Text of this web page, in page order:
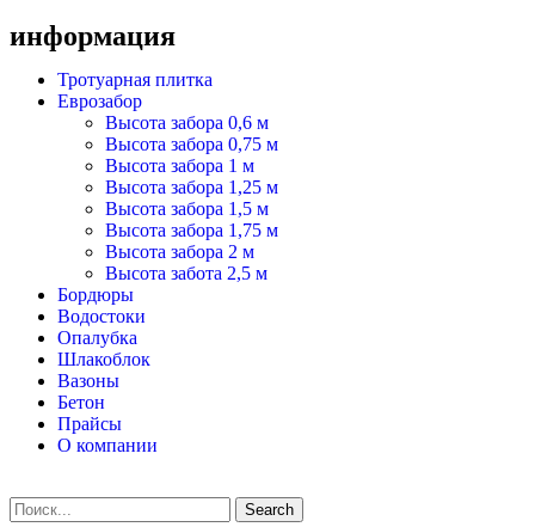
информация
Тротуарная плитка
Еврозабор
Высота забора 0,6 м
Высота забора 0,75 м
Высота забора 1 м
Высота забора 1,25 м
Высота забора 1,5 м
Высота забора 1,75 м
Высота забора 2 м
Высота забота 2,5 м
Бордюры
Водостоки
Опалубка
Шлакоблок
Вазоны
Бетон
Прайсы
О компании
Search